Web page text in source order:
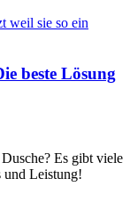
beste Lösung
Es gibt viele
und Leistung!